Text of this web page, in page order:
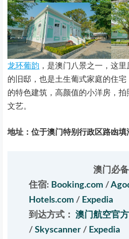
龙环葡韵 ，是澳门八景之一，这
的旧邸，也是土生葡式家庭的住
的特色建筑，高颜值的小洋房，
文艺。
地址：位于澳门特别行政区路凼
澳门必备
住宿: Booking.com /
Hotels.com / Expedia
到达方式：澳门航空官
/Skyscanner / Expedia